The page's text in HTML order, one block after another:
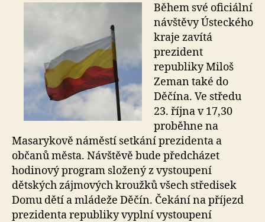
Během své oficiální
návštěvy Ústeckého
kraje zavítá
prezident
republiky Miloš
Zeman také do
Děčína. Ve středu
23. října v 17,30
proběhne na
Masarykově náměstí setkání prezidenta a
občanů města. Návštěvě bude předcházet
hodinový program složený z vystoupení
dětských zájmových kroužků všech středisek
Domu dětí a mládeže Děčín. Čekání na příjezd
prezidenta republiky vyplní vystoupení